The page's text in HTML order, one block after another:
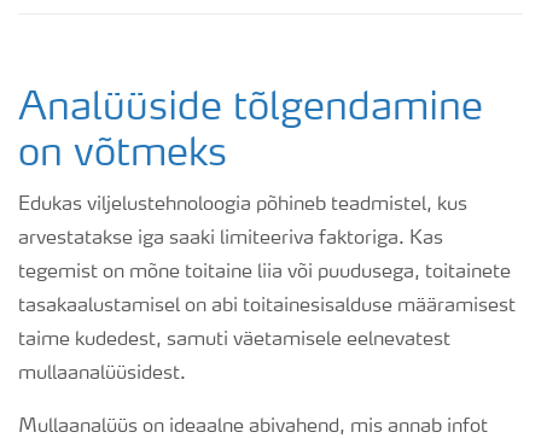
Analüüside tõlgendamine
on võtmeks
Edukas viljelustehnoloogia põhineb teadmistel, kus
arvestatakse iga saaki limiteeriva faktoriga. Kas
tegemist on mõne toitaine liia või puudusega, toitainete
tasakaalustamisel on abi toitainesisalduse määramisest
taime kudedest, samuti väetamisele eelnevatest
mullaanalüüsidest.
Mullaanalüüs on ideaalne abivahend, mis annab infot